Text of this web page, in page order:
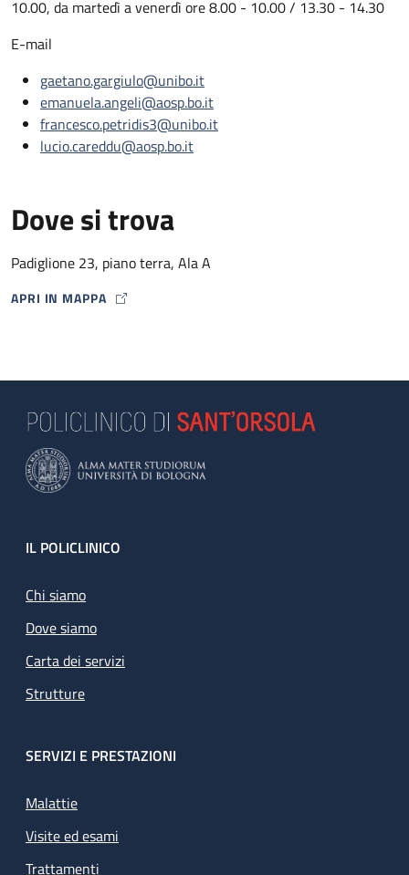
10.00, da martedì a venerdì ore 8.00 - 10.00 / 13.30 - 14.30
E-mail
gaetano.gargiulo@unibo.it
emanuela.angeli@aosp.bo.it
francesco.petridis3@unibo.it
lucio.careddu@aosp.bo.it
Dove si trova
Padiglione 23, piano terra, Ala A
APRI IN MAPPA
MAP ICON
Footer
IL POLICLINICO
Chi siamo
Dove siamo
Carta dei servizi
Strutture
SERVIZI E PRESTAZIONI
Malattie
Visite ed esami
Trattamenti